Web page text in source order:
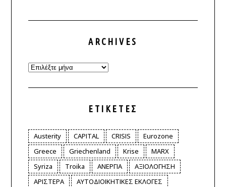
ARCHIVES
Archives
ΕΤΙΚΈΤΕΣ
Austerity CAPITAL CRISIS
Eurozone
Greece
Griechenland Krise
MARX
Syriza
Troika ΑΝΕΡΓΙΑ
ΑΞΙΟΛΟΓΗΣΗ
ΑΡΙΣΤΕΡΑ
ΑΥΤΟΔΙΟΙΚΗΤΙΚΕΣ ΕΚΛΟΓΕΣ